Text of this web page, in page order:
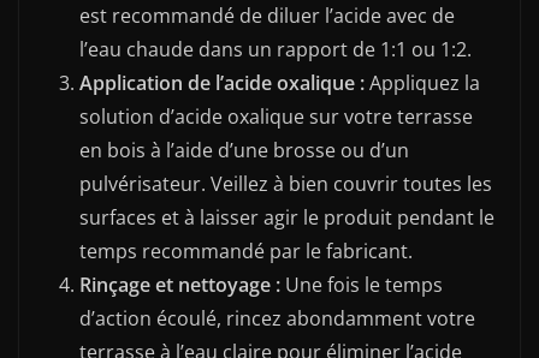
est recommandé de diluer l’acide avec de
l’eau chaude dans un rapport de 1:1 ou 1:2.
Application de l’acide oxalique :Appliquez la
solution d’acide oxalique sur votre terrasse
en bois à l’aide d’une brosse ou d’un
pulvérisateur. Veillez à bien couvrir toutes les
surfaces et à laisser agir le produit pendant le
temps recommandé par le fabricant.
Rinçage et nettoyage : Une fois le temps
d’action écoulé, rincez abondamment votre
terrasse à l’eau claire pour éliminer l’acide